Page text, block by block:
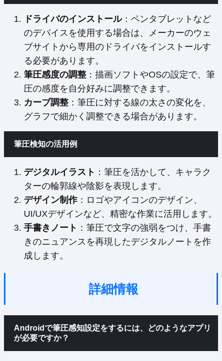
ドライバのインストール：ペンタブレットなど
のデバイスを使用する場合は、メーカーのウェ
ブサイトから専用のドライバをインストールす
る必要があります。
筆圧感度の調整 ：描画ソフトやOSの設定で、筆
圧の感度を自分好みに調整できます。
カーブ調整 ：筆圧に対する線の太さの変化を、
グラフで細かく調整できる場合があります。
筆圧検知の活用例
デジタルイラスト ：筆圧を活かして、キャラク
ターの輪郭線や陰影を表現します。
デザイン制作：ロゴやアイコンのデザイン、
UI/UXデザインなど、精密な作業に活用します。
手書きノート ：筆圧で文字の強弱をつけ、手書
きのニュアンスを再現したデジタルノートを作
成します。
詳細情報
Androidで筆圧感知設定をするには、どのようなアプリ
が必要ですか？